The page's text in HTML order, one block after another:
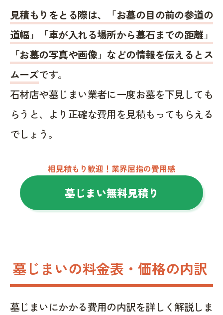
見積もりをとる際は、「お墓の目の前の参道の
道幅」「車が入れる場所から墓石までの距離」
「お墓の写真や画像」などの情報を伝えるとス
ムーズです。
石材店や墓じまい業者に一度お墓を下見しても
らうと、より正確な費用を見積もってもらえる
でしょう。
相見積もり歓迎！業界屈指の費用感
墓じまい無料見積り
墓じまいの料金表・価格の内訳
墓じまいにかかる費用の内訳を詳しく解説しま